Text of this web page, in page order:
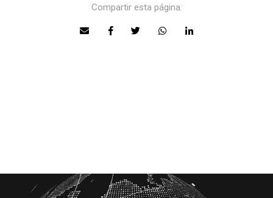
Compartir esta página: